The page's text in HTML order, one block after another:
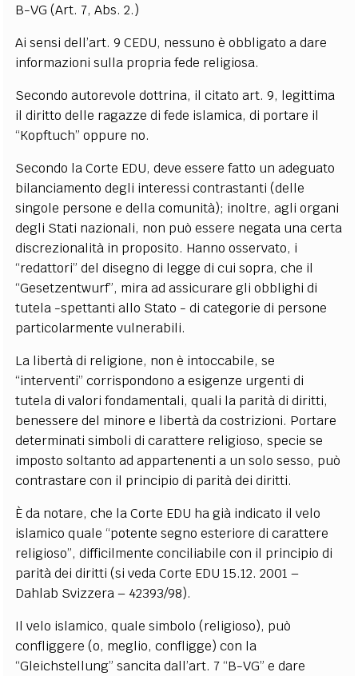
B-VG (Art. 7, Abs. 2.)
Ai sensi dell’art. 9 CEDU, nessuno è obbligato a dare
informazioni sulla propria fede religiosa.
Secondo autorevole dottrina, il citato art. 9, legittima
il diritto delle ragazze di fede islamica, di portare il
“Kopftuch” oppure no.
Secondo la Corte EDU, deve essere fatto un adeguato
bilanciamento degli interessi contrastanti (delle
singole persone e della comunità); inoltre, agli organi
degli Stati nazionali, non può essere negata una certa
discrezionalità in proposito. Hanno osservato, i
“redattori” del disegno di legge di cui sopra, che il
“Gesetzentwurf”, mira ad assicurare gli obblighi di
tutela -spettanti allo Stato - di categorie di persone
particolarmente vulnerabili.
La libertà di religione, non è intoccabile, se
“interventi” corrispondono a esigenze urgenti di
tutela di valori fondamentali, quali la parità di diritti,
benessere del minore e libertà da costrizioni. Portare
determinati simboli di carattere religioso, specie se
imposto soltanto ad appartenenti a un solo sesso, può
contrastare con il principio di parità dei diritti.
È da notare, che la Corte EDU ha già indicato il velo
islamico quale “potente segno esteriore di carattere
religioso”, difficilmente conciliabile con il principio di
parità dei diritti (si veda Corte EDU 15.12. 2001 –
Dahlab Svizzera – 42393/98).
Il velo islamico, quale simbolo (religioso), può
confliggere (o, meglio, confligge) con la
“Gleichstellung” sancita dall’art. 7 “B-VG” e dare